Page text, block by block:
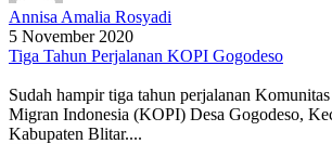
Annisa Amalia Rosyadi
5 November 2020
Tiga Tahun Perjalanan KOPI Gogodeso
Sudah hampir tiga tahun perjalanan
Migran Indonesia (KOPI) Desa Gogodeso,
Kabupaten Blitar....